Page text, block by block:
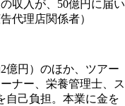
収入が、50億円に届い
代理店関係者）
円）のほか、ツアー
ナー、栄養管理士、ス
自己負担。本業に金を